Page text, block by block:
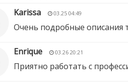
Karissa
03.25 04:49
Очень подробные описания
Enrique 03.26 20:21
Приятно работать с